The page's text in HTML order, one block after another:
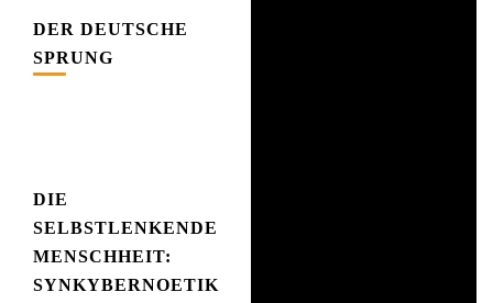
DER DEUTSCHE
SPRUNG
DIE
SELBSTLENKENDE
MENSCHHEIT:
SYNKYBERNOETIK